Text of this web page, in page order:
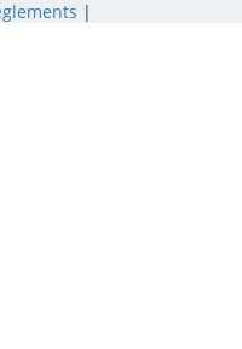
|